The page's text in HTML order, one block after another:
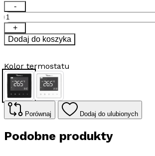
ilość
Zestaw
ogrzewania
podłogowego
Thermeco
+
regulator
programowalny
H10
WiFi
-
+
Dodaj do koszyka
Kolor termostatu
H10
Czarny
H10
Biały
Porównaj Dodaj do ulubionych
Podobne produkty